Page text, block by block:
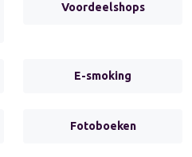
Voordeelshops
E-smoking
Fotoboeken